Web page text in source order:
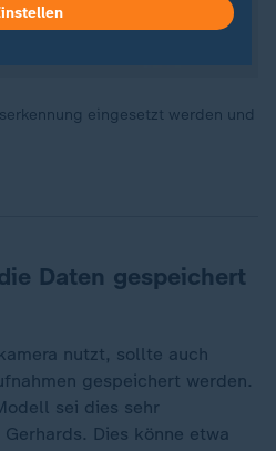
eingesetzt werden und
Daten gespeichert
nutzt, sollte auch
gespeichert werden.
sei dies sehr
Dies könne etwa